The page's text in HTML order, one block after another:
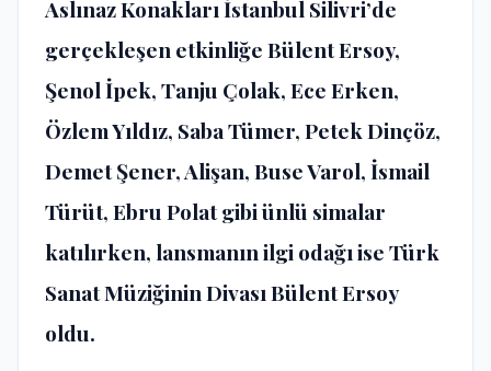
Aslınaz Konakları İstanbul Silivri’de
gerçekleşen etkinliğe Bülent Ersoy,
Şenol İpek, Tanju Çolak, Ece Erken,
Özlem Yıldız, Saba Tümer, Petek Dinçöz,
Demet Şener, Alişan, Buse Varol, İsmail
Türüt, Ebru Polat gibi ünlü simalar
katılırken, lansmanın ilgi odağı ise Türk
Sanat Müziğinin Divası Bülent Ersoy
oldu.